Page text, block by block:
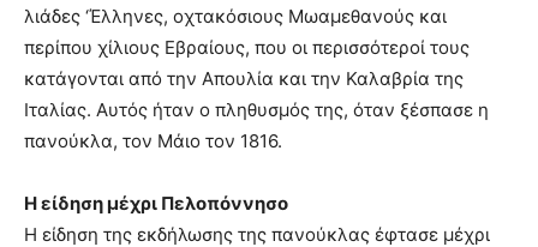
λιάδες ‘Έλληνες, οχτακόσιους Μωαμεθανούς και
περίπου χίλιους Εβραίους, που οι περισσότεροί τους
κατάγονται από την Απουλία και την Καλαβρία της
Ιταλίας. Αυτός ήταν ο πληθυσμός της, όταν ξέσπασε η
πανούκλα, τον Μάιο τον 1816.
Η είδηση μέχρι Πελοπόννησο
Η είδηση της εκδήλωσης της πανούκλας έφτασε μέχρι